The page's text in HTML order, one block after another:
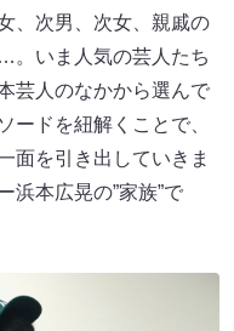
、次男、次女、親戚の
。いま人気の芸人たち
芸人のなかから選んで
ードを紐解くことで、
面を引き出していきま
浜本広晃の”家族”で